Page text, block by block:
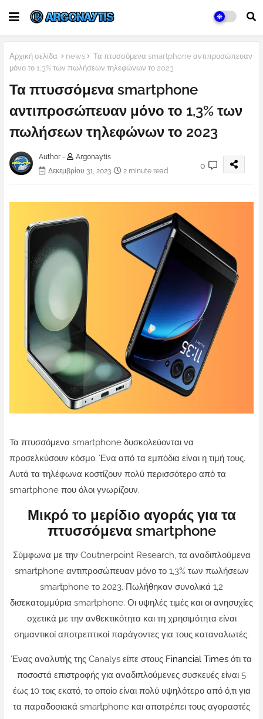
Αρχική σελίδα news
Τα πτυσσόμενα smartphone αντιπροσώπευαν
μόνο το 1,3% των πωλήσεων τηλεφώνων το 2023
Τα πτυσσόμενα smartphone
αντιπροσώπευαν μόνο το 1,3% των
πωλήσεων τηλεφώνων το 2023
Author -
Argonaytis
Δεκεμβρίου 31, 2023
2 minute read
0
Τα πτυσσόμενα smartphone δυσκολεύονται να
προσελκύσουν κόσμο. Ένα από τα εμπόδια είναι η τιμή τους.
Αυτά τα τηλέφωνα κοστίζουν πολύ περισσότερο από τα
smartphone που όλοι γνωρίζουν.
Μικρό το μερίδιο αγοράς για τα
πτυσσόμενα smartphone
Σύμφωνα με την Coutnerpoint Research, τα αναδιπλούμενα
smartphone αντιπροσώπευαν μόνο το 1,3% των πωλήσεων
smartphone το 2023. Πωλήθηκαν συνολικά 1,2
δισεκατομμύρια smartphone. Οι υψηλές τιμές και οι ανησυχίες
σχετικά με την ανθεκτικότητα και τη χρησιμότητα είναι
σημαντικοί αποτρεπτικοί παράγοντες για τους καταναλωτές.
Ένας αναλυτής της Canalys είπε στους Financial Times ότι τα
ποσοστά επιστροφής για αναδιπλούμενες συσκευές είναι 5
έως 10 τοις εκατό, το οποίο είναι πολύ υψηλότερο από ό,τι για
τα παραδοσιακά smartphone και αποτρέπει τους αγοραστές